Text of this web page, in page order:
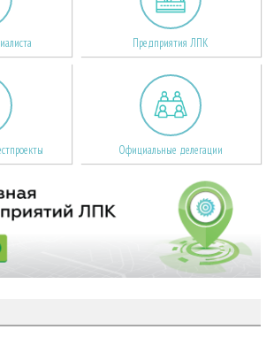
Предприятия ЛПК
Официальные делегации